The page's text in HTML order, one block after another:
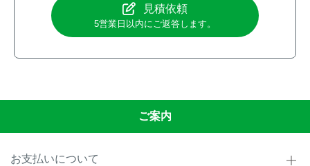
見積依頼
5営業日以内にご返答します。
ご案内
お支払いについて